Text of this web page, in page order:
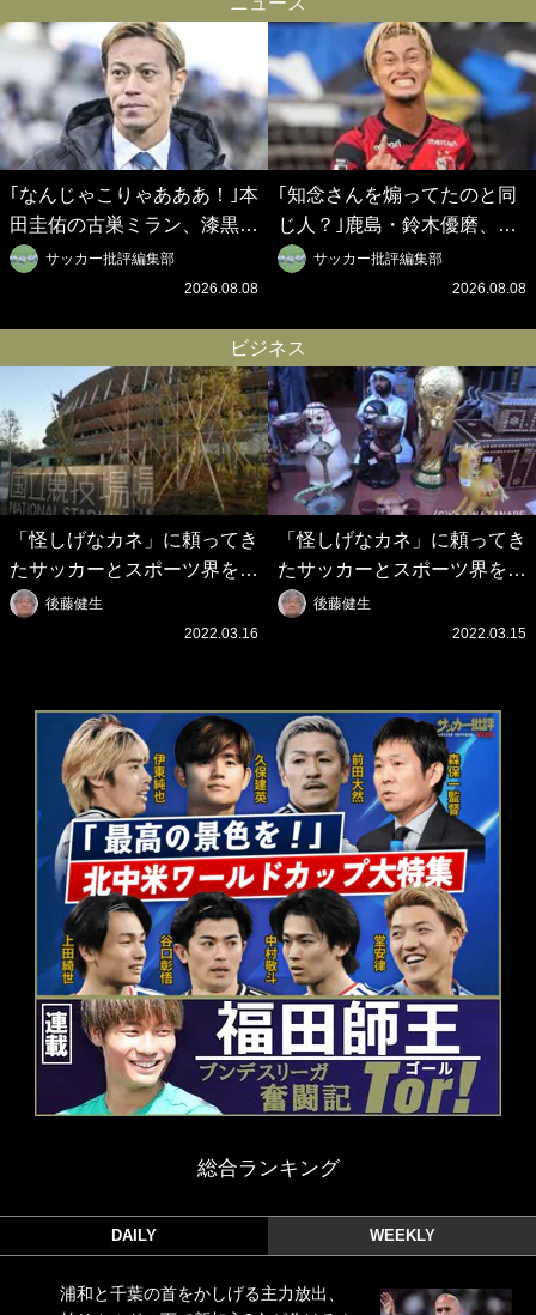
界戦略】(2)
｢なんじゃこりゃあああ！｣本
田圭佑の古巣ミラン、漆黒×
蛍光レッドの超絶クールな新
サードユニに世界が熱狂｢サ
サッカー批評編集部
2026.08.08
｢知念さんを煽ってたのと同
じ人？｣鹿島・鈴木優磨、大
逆転勝利後の“超・優等生イ
ンタビュー”が話題！｢試合中
イケメンやな」
サッカー批評編集部
2026.08.08
ビジネス
「怪しげなカネ」に頼ってき
たサッカーとスポーツ界を待
つ未来(4)スポーツを「持続
可能」にする「真の投資」の
後藤健生
2022.03.16
「怪しげなカネ」に頼ってき
たサッカーとスポーツ界を待
つ未来(3)「ロシアン・マネ
ー」に続く中東の「オイルマ
後藤健生
2022.03.15
総合ランキング
DAILY WEEKLY
浦和と千葉の首をかしげる主力放出、